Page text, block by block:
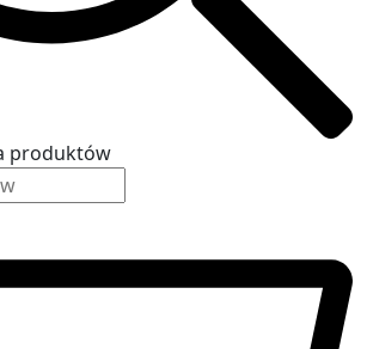
produktów